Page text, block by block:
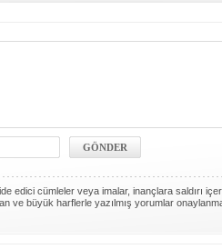
edici cümleler veya imalar, inançlara saldırı
ve büyük harflerle yazılmış yorumlar